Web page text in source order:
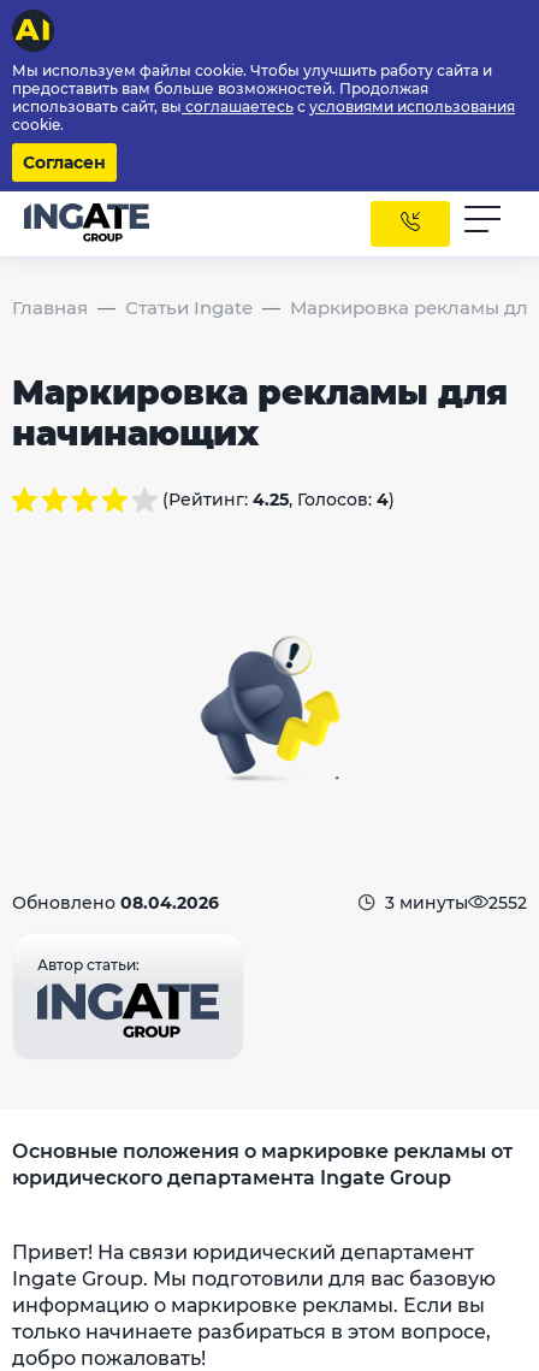
Мы используем файлы cookie. Чтобы улучшить работу сайта и
предоставить вам больше возможностей. Продолжая
использовать сайт, вы соглашаетесь с условиями использования
cookie.
Согласен
Главная Статьи Ingate Маркировка рекламы
Маркировка рекламы для
начинающих
(Рейтинг: 4.25, Голосов: 4)
Обновлено 08.04.2026 3 минуты 2552
Автор статьи:
Основные положения о маркировке рекламы от
юридического департамента Ingate Group
Привет! На связи юридический департамент
Ingate Group. Мы подготовили для вас базовую
информацию о маркировке рекламы. Если вы
только начинаете разбираться в этом вопросе,
добро пожаловать!